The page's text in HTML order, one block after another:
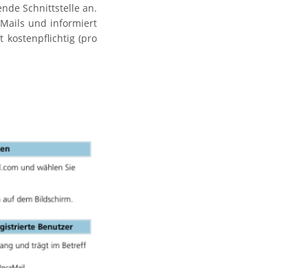
Schnittstelle an.
und informiert
kostenpflichtig (pro